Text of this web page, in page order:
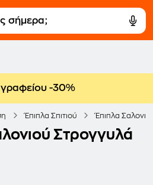
γραφείου -30%
Έπιπλα Σπιτιού Έπιπλα
Στρογγυλά